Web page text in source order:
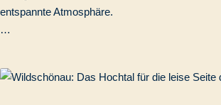
entspannte Atmosphäre.
…